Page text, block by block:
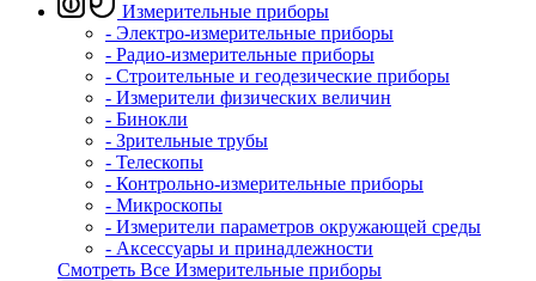
Измерительные приборы
- Электро-измерительные приборы
- Радио-измерительные приборы
- Строительные и геодезические приборы
- Измерители физических величин
- Бинокли
- Зрительные трубы
- Телескопы
- Контрольно-измерительные приборы
- Микроскопы
- Измерители параметров окружающей среды
- Аксессуары и принадлежности
Смотреть Все Измерительные приборы